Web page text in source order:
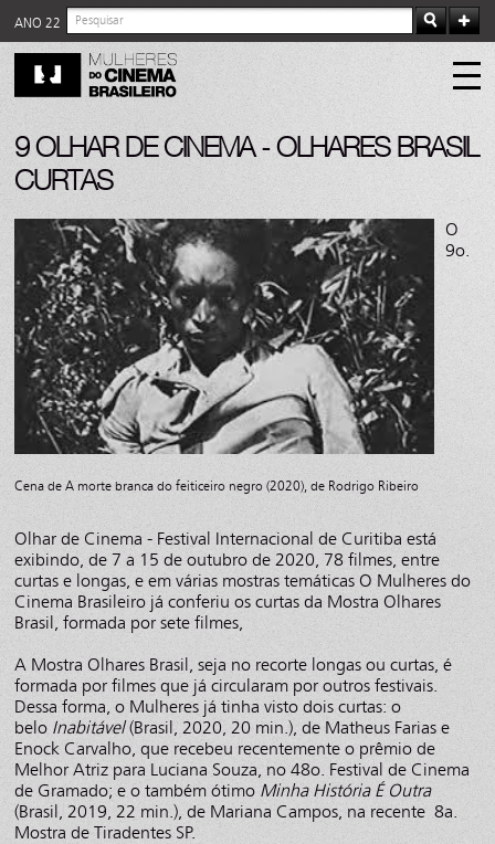
ANO 22
9 OLHAR DE CINEMA - OLHARES BRASIL
CURTAS
Cena de A morte branca do feiticeiro negro (2020), de Rodrigo Ribeiro
O
9o.
Olhar de Cinema - Festival Internacional de Curitiba está
exibindo, de 7 a 15 de outubro de 2020, 78 filmes, entre
curtas e longas, e em várias mostras temáticas O Mulheres do
Cinema Brasileiro já conferiu os curtas da Mostra Olhares
Brasil, formada por sete filmes,
A Mostra Olhares Brasil, seja no recorte longas ou curtas, é
formada por filmes que já circularam por outros festivais.
Dessa forma, o Mulheres já tinha visto dois curtas: o
belo Inabitável(Brasil, 2020, 20 min.), de Matheus Farias e
Enock Carvalho, que recebeu recentemente o prêmio de
Melhor Atriz para Luciana Souza, no 48o. Festival de Cinema
de Gramado; e o também ótimo Minha História É Outra
(Brasil, 2019, 22 min.), de Mariana Campos, na recente 8a.
Mostra de Tiradentes SP.